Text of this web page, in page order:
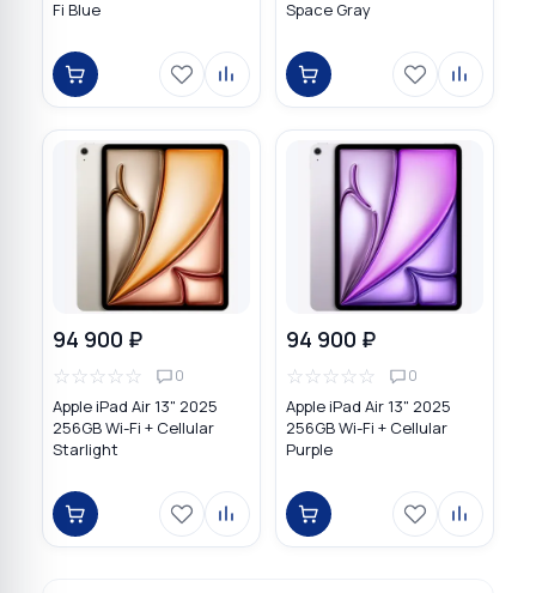
Fi Blue Space Gray
94 900 ₽
☆☆☆☆☆ 0
Apple iPad Air 13" 2025
256GB Wi-Fi + Cellular
Starlight
94 900 ₽
☆☆☆☆☆ 0
Apple iPad Air 13" 2025
256GB Wi-Fi + Cellular
Purple